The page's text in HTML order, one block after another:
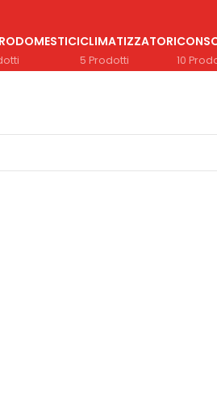
CLIMATIZZATORI
5 Prodotti 10